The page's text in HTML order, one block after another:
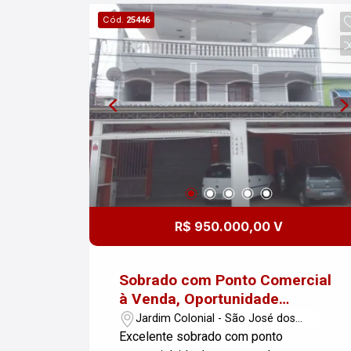
Cód. 25446
R$ 950.000,00 V
Sobrado com Ponto Comercial
à Venda, Oportunidade
Imperdível!
Jardim Colonial - São José dos
Campos/SP
Excelente sobrado com ponto